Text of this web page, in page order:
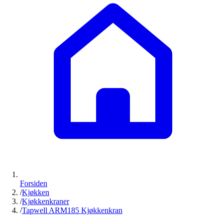
Forsiden
/Kjøkken
/Kjøkkenkraner
/Tapwell ARM185 Kjøkkenkran